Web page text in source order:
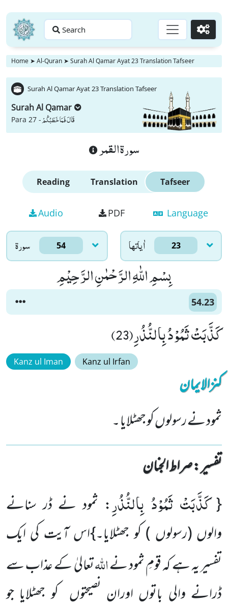
Search Go
Home ➤ Al-Quran ➤ Surah Al Qamar Ayat 23 Translation Tafseer
Surah Al Qamar Ayat 23 Translation Tafseer
Surah Al Qamar
Para 27 -قَالَ فَمَا خَطْبُكُمْ
سورة القمر
Reading Translation Tafseer
Audio PDF Language
سورۃ 54 اٰياتها 23
بِسْمِ اللّٰهِ الرَّحْمٰنِ الرَّحِیْمِ
54.23
كَذَّبَتْ ثَمُوْدُ بِالنُّذُرِ(23)
Kanz ul Iman Kanz ul Irfan
کنزالایمان
ثمود نے رسولوں کو جھٹلایا ۔
تفسیر : ‎صراط الجنان
{كَذَّبَتْ ثَمُوْدُ بِالنُّذُرِ: ثمود نے ڈر سنانے
والوں(رسولوں )کو جھٹلایا۔}اس آیت کی ایک
تفسیر یہ ہے کہ قومِ ثمود نےاللہتعالیٰ کے عذاب سے
ڈرانے والی باتوں اوران نصیحتوں کو جھٹلایا جو